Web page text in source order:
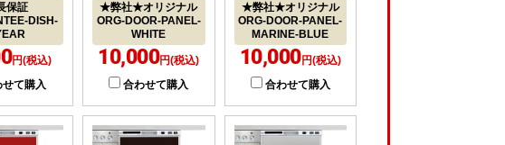
保証
DISH-
円(税込)
せて購入
★弊社★オリジナル
ORG-DOOR-PANEL-
WHITE
10,000円(税込)
合わせて購入
★弊社★オリジナル
ORG-DOOR-PANEL-
MARINE-BLUE
10,000円(税込)
合わせて購入